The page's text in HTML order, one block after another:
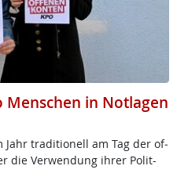
Menschen in Notlagen
Jahr tra­di­tio­nell am Tag der of­
die Ver­wen­dung ih­rer Po­lit-